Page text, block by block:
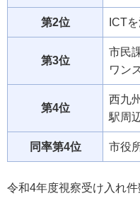
第2位 ICT
第3位
市民
ワン
第4位
西九
駅周
同率第4位 市役
令和4年度視察受け入れ